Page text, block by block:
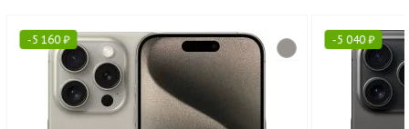
-5 160₽ -5 040₽